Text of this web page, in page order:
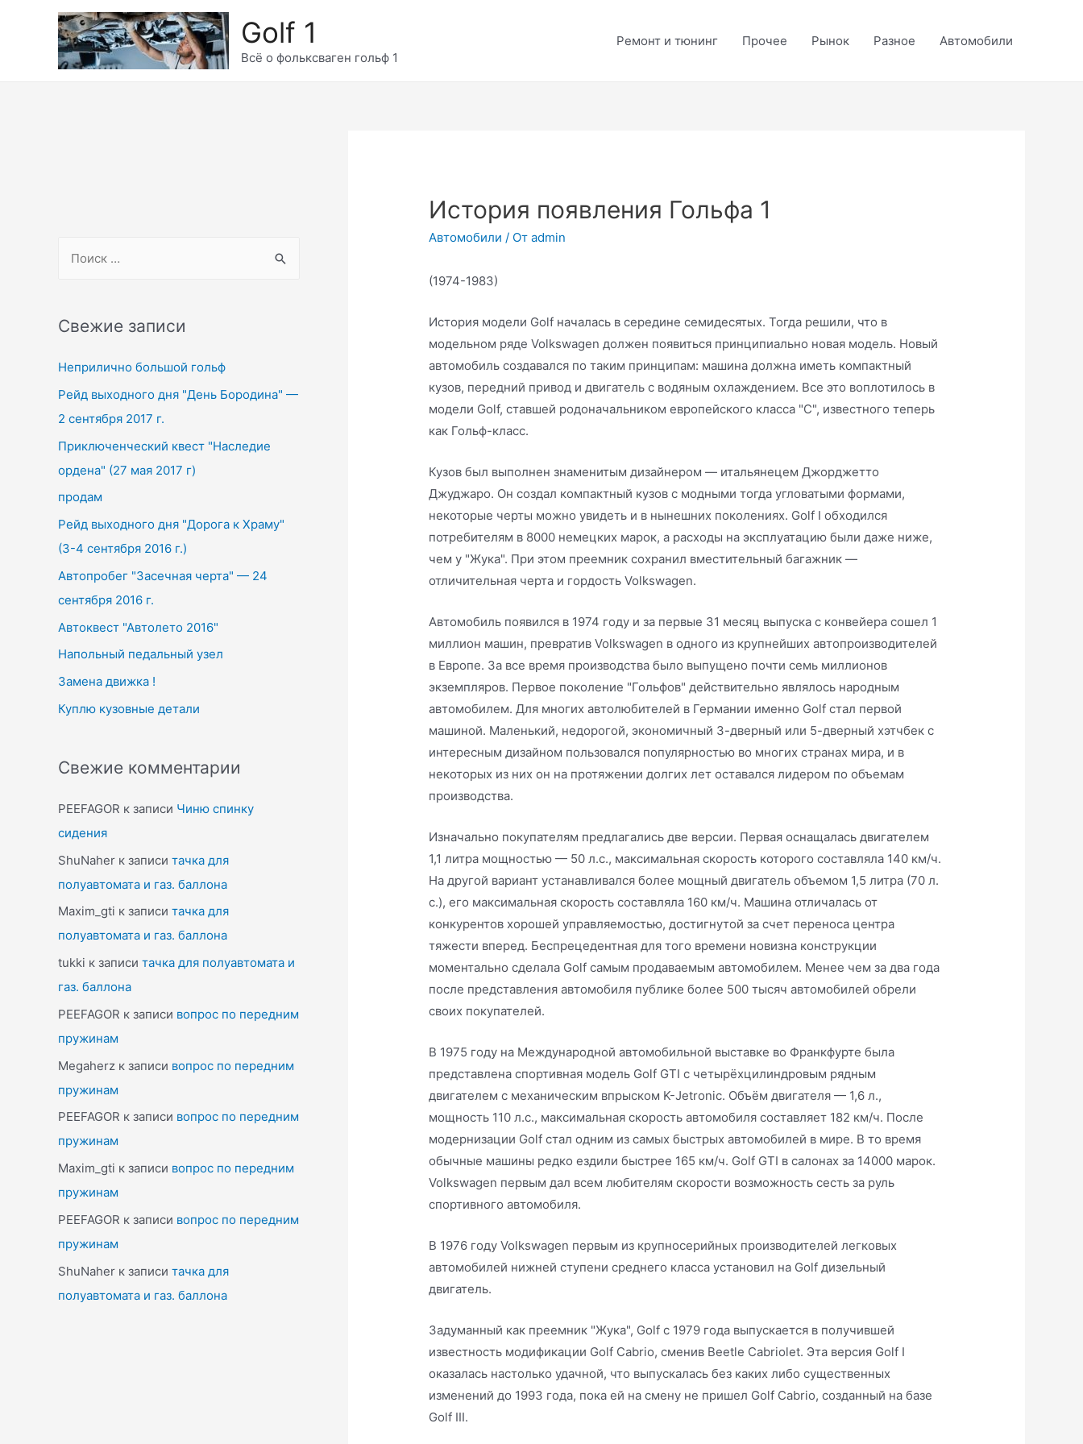
содержимому
Golf 1
Всё о фольксваген гольф 1
Ремонт и тюнинг Прочее Рынок Разное Автомобили
r
h
f
o
r
:
Свежие записи
Неприлично большой гольф
Рейд выходного дня "День Бородина" —
2 сентября 2017 г.
Приключенческий квест "Наследие
ордена" (27 мая 2017 г)
продам
Рейд выходного дня "Дорога к Храму"
(3-4 сентября 2016 г.)
Автопробег "Засечная черта" — 24
сентября 2016 г.
Автоквест "Автолето 2016"
Напольный педальный узел
Замена движка !
Куплю кузовные детали
Свежие комментарии
PEEFAGOR к записи Чиню спинку
сидения
ShuNaher к записи тачка для
полуавтомата и газ. баллона
Maxim_gti к записи тачка для
полуавтомата и газ. баллона
tukki к записи тачка для полуавтомата и
газ. баллона
PEEFAGOR к записи вопрос по передним
пружинам
Megaherz к записи вопрос по передним
пружинам
PEEFAGOR к записи вопрос по передним
пружинам
Maxim_gti к записи вопрос по передним
пружинам
PEEFAGOR к записи вопрос по передним
пружинам
ShuNaher к записи тачка для
полуавтомата и газ. баллона
История появления Гольфа 1
Автомобили / От admin
(1974-1983)
История модели Golf началась в середине семидесятых. Тогда решили, что в
модельном ряде Volkswagen должен появиться принципиально новая модель. Новый
автомобиль создавался по таким принципам: машина должна иметь компактный
кузов, передний привод и двигатель с водяным охлаждением. Все это воплотилось в
модели Golf, ставшей родоначальником европейского класса "С", известного теперь
как Гольф-класс.
Кузов был выполнен знаменитым дизайнером — итальянецем Джорджетто
Джуджаро. Он создал компактный кузов с модными тогда угловатыми формами,
некоторые черты можно увидеть и в нынешних поколениях. Golf I обходился
потребителям в 8000 немецких марок, а расходы на эксплуатацию были даже ниже,
чем у "Жука". При этом преемник сохранил вместительный багажник —
отличительная черта и гордость Volkswagen.
Автомобиль появился в 1974 году и за первые 31 месяц выпуска с конвейера сошел 1
миллион машин, превратив Volkswagen в одного из крупнейших автопроизводителей
в Европе. За все время производства было выпущено почти семь миллионов
экземпляров. Первое поколение "Гольфов" действительно являлось народным
автомобилем. Для многих автолюбителей в Германии именно Golf стал первой
машиной. Маленький, недорогой, экономичный 3-дверный или 5-дверный хэтчбек с
интересным дизайном пользовался популярностью во многих странах мира, и в
некоторых из них он на протяжении долгих лет оставался лидером по объемам
производства.
Изначально покупателям предлагались две версии. Первая оснащалась двигателем
1,1 литра мощностью — 50 л.с., максимальная скорость которого составляла 140 км/ч.
На другой вариант устанавливался более мощный двигатель объемом 1,5 литра (70 л.
с.), его максимальная скорость составляла 160 км/ч. Машина отличалась от
конкурентов хорошей управляемостью, достигнутой за счет переноса центра
тяжести вперед. Беспрецедентная для того времени новизна конструкции
моментально сделала Golf самым продаваемым автомобилем. Менее чем за два года
после представления автомобиля публике более 500 тысяч автомобилей обрели
своих покупателей.
В 1975 году на Международной автомобильной выставке во Франкфурте была
представлена спортивная модель Golf GTI с четырёхцилиндровым рядным
двигателем с механическим впрыском K-Jetronic. Объём двигателя — 1,6 л.,
мощность 110 л.с., максимальная скорость автомобиля составляет 182 км/ч. После
модернизации Golf стал одним из самых быстрых автомобилей в мире. В то время
обычные машины редко ездили быстрее 165 км/ч. Golf GTI в салонах за 14000 марок.
Volkswagen первым дал всем любителям скорости возможность сесть за руль
спортивного автомобиля.
В 1976 году Volkswagen первым из крупносерийных производителей легковых
автомобилей нижней ступени среднего класса установил на Golf дизельный
двигатель.
Задуманный как преемник "Жука", Golf с 1979 года выпускается в получившей
известность модификации Golf Cabrio, сменив Beetle Cabriolet. Эта версия Golf I
оказалась настолько удачной, что выпускалась без каких либо существенных
изменений до 1993 года, пока ей на смену не пришел Golf Cabrio, созданный на базе
Golf III.